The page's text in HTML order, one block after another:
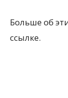
Больше об
ссылке.